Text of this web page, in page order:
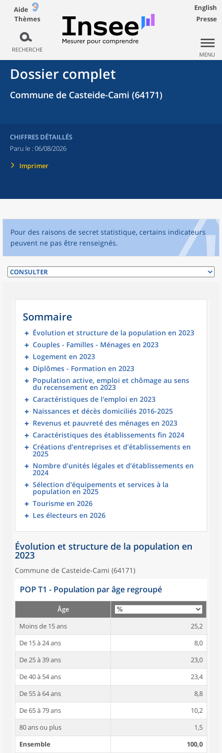
Aide
Thèmes
RECHERCHE
English
Presse
MENU
Dossier complet
Commune de Casteide-Cami (64171)
CHIFFRES DÉTAILLÉS
Paru le : 06/08/2026
Imprimer
Pour des raisons de secret statistique, certains indicateurs
peuvent ne pas être renseignés.
Sommaire
Évolution et structure de la population en 2023
Couples - Familles - Ménages en 2023
Logement en 2023
Diplômes - Formation en 2023
Population active, emploi et chômage au sens
du recensement en 2023
Caractéristiques de l'emploi en 2023
Naissances et décès domiciliés 2016-2025
Revenus et pauvreté des ménages en 2023
Caractéristiques des établissements fin 2024
Créations d’entreprises et d’établissements en
2025
Nombre d’unités légales et d’établissements en
2024
Sélection d'équipements et services à la
population en 2025
Tourisme en 2026
Les électeurs en 2026
Évolution et structure de la population en
2023
Commune de Casteide-Cami (64171)
POP T1 - Population par âge regroupé
Âge
Moins de 15 ans
25,2
De 15 à 24 ans
8,0
De 25 à 39 ans
23,0
De 40 à 54 ans
23,4
De 55 à 64 ans
8,8
De 65 à 79 ans
10,2
80 ans ou plus
1,5
Ensemble
100,0